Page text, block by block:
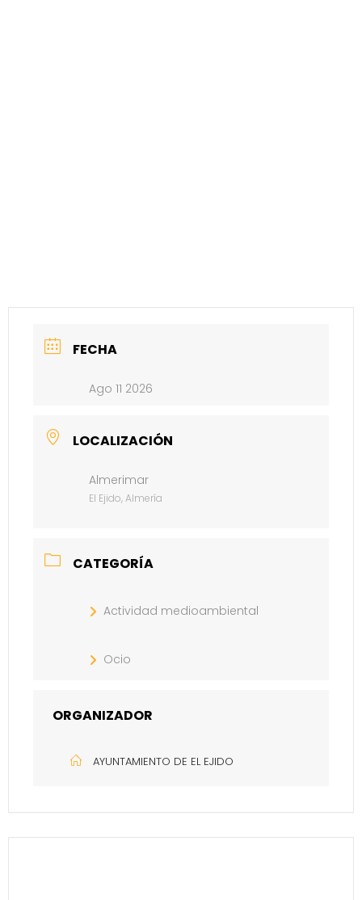
FECHA
Ago 11 2026
LOCALIZACIÓN
Almerimar
El Ejido, Almería
CATEGORÍA
Actividad medioambiental
Ocio
ORGANIZADOR
AYUNTAMIENTO DE EL EJIDO